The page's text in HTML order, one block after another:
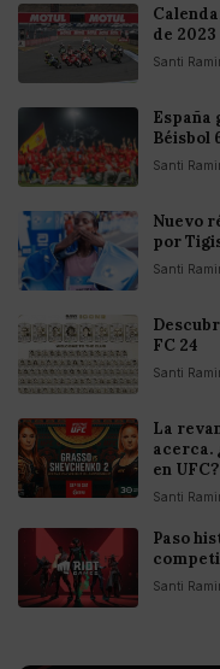
de 2023
Santi
España
Béisbol
Santi
Nuevo
por
Santi
FC 24
Santi
La
acerca.
en UFC?
Santi
Paso
Santi